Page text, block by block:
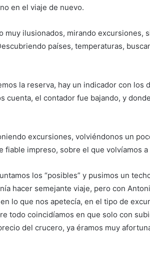
en el viaje de nuevo.
muy ilusionados, mirando excursiones,
países, temperaturas,
la reserva, hay un indicador con los
cuenta, el contador fue bajando, y
excursiones, volviéndonos un
fiable impreso, sobre el que volvíamos
los “posibles” y pusimos un
hacer semejante viaje, pero con
lo que nos apetecía, en el tipo de
todo coincidíamos en que solo con
del crucero, ya éramos muy